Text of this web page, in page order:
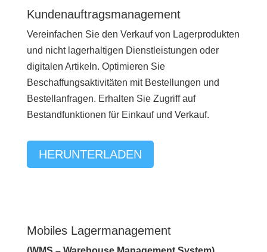
Kundenauftragsmanagement
Vereinfachen Sie den Verkauf von Lagerprodukten
und nicht lagerhaltigen Dienstleistungen oder
digitalen Artikeln. Optimieren Sie
Beschaffungsaktivitäten mit Bestellungen und
Bestellanfragen. Erhalten Sie Zugriff auf
Bestandfunktionen für Einkauf und Verkauf.
HERUNTERLADEN
Mobiles Lagermanagement